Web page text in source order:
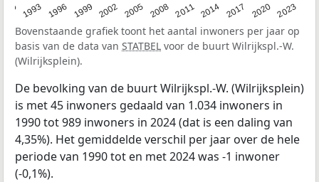
1993 1996 1999 2002 2005 2008 2011 2014 2017 2020 2023
Bovenstaande grafiek toont het aantal inwoners per jaar op
basis van de data van STATBEL voor de buurt Wilrijkspl.-W.
(Wilrijksplein).
De bevolking van de buurt Wilrijkspl.-W. (Wilrijksplein)
is met 45 inwoners gedaald van 1.034 inwoners in
1990 tot 989 inwoners in 2024 (dat is een daling van
4,35%). Het gemiddelde verschil per jaar over de hele
periode van 1990 tot en met 2024 was -1 inwoner
(-0,1%).